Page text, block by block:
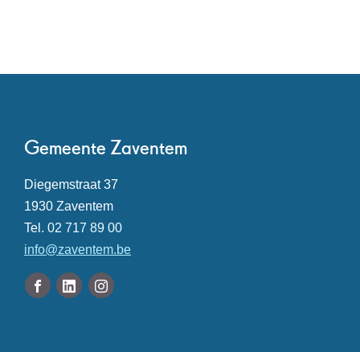
Contact
Gemeente Zaventem
Adres
Diegemstraat 37
,1930 Zaventem
Tel. 02 717 89 00
E-
mail
info@zaventem.be
VolgFacebook
LinkedinInstagram